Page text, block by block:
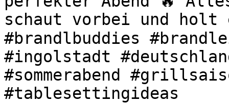
schaut vorbei und holt
#brandlbuddies
#ingolstadt
#sommerabend
#tablesettingideas